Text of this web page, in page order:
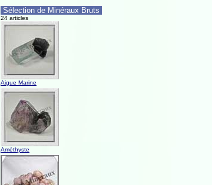
Sélection de Minéraux Bruts
24 articles
Aigue Marine
Améthyste